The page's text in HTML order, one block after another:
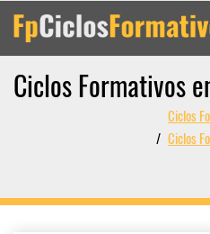
Ciclos Formativos
Ciclos
Ciclos